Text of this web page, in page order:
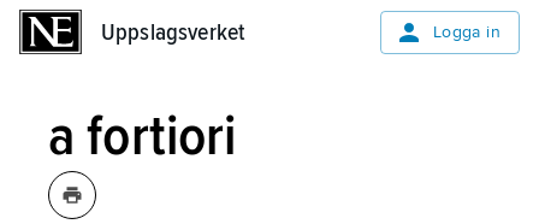
Uppslagsverket Logga in
a fortiori